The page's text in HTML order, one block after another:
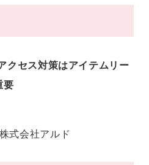
クセス対策はアイテムリー
要
式会社アルド